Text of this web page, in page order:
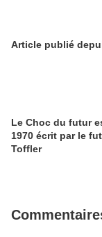
Le Choc du futur
1970 écrit par le
Toffler